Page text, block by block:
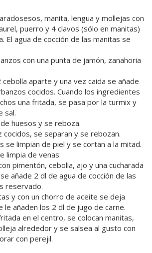
manita, lengua y mollejas con
puerro y 4 clavos (sólo en manitas)
El agua de cocción de las manitas se
con una punta de jamón, zanahoria
aparte y una vez caida se añade
cocidos. Cuando los ingredientes
una fritada, se pasa por la turmix y
sal.
huesos y se reboza.
cocidos, se separan y se rebozan.
se limpian de piel y se cortan a la mitad.
limpia de venas.
pimentón, cebolla, ajo y una cucharada
añade 2 dl de agua de cocción de las
reservado.
y con un chorro de aceite se deja
le añaden los 2 dl de jugo de carne.
en el centro, se colocan manitas,
alrededor y se salsea al gusto con
con perejil.